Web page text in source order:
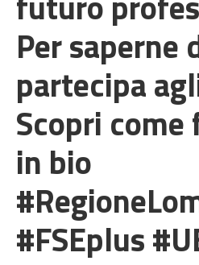
Per saperne
partecipa
Scopri
in bio
#FSEplus